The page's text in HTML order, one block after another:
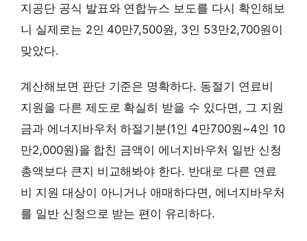
지공단 공식 발표와 연합뉴스 보도를 다시 확인해보
니 실제로는 2인 40만7,500원, 3인 53만2,700원이
맞았다.
계산해보면 판단 기준은 명확하다. 동절기 연료비
지원을 다른 제도로 확실히 받을 수 있다면, 그 지원
금과 에너지바우처 하절기분(1인 4만700원~4인 10
만2,000원)을 합친 금액이 에너지바우처 일반 신청
총액보다 큰지 비교해봐야 한다. 반대로 다른 연료
비 지원 대상이 아니거나 애매하다면, 에너지바우처
를 일반 신청으로 받는 편이 유리하다.